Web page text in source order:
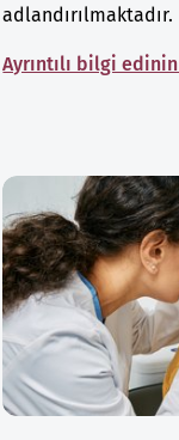
adlandırılmaktadır.
Ayrıntılı bilgi edinin